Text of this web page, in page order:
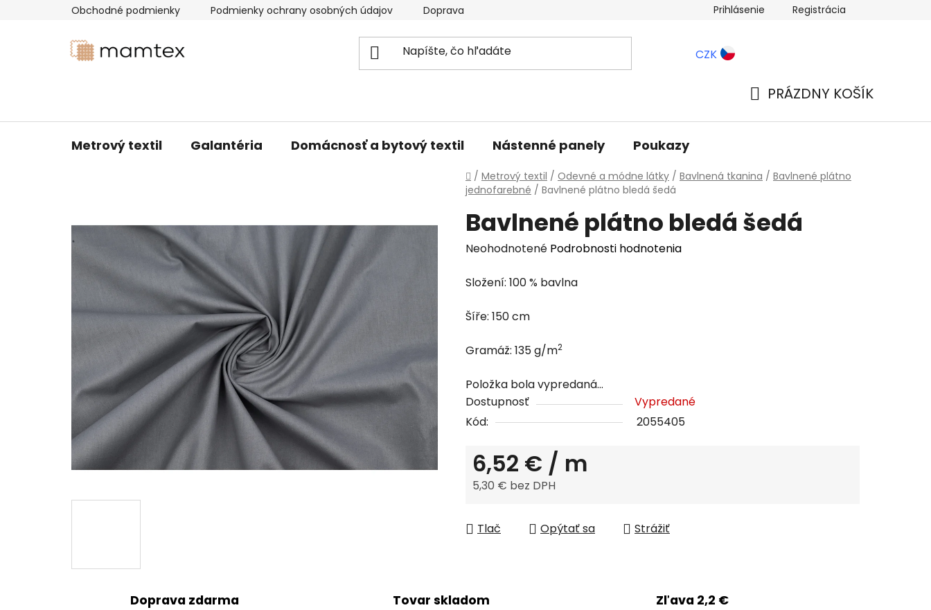
Obchodné podmienky Podmienky ochrany osobných údajov Doprava a platba Blog
Prihlásenie Registrácia
CZK
PRÁZDNY KOŠÍK
Metrový textil Galantéria Domácnosť a bytový textil Nástenné panely Poukazy
Domov
/ Metrový textil / Odevné a módne látky / Bavlnená tkanina / Bavlnené plátno
jednofarebné / Bavlnené plátno bledá šedá
Bavlnené plátno bledá šedá
Priemerné
produktu
0,0
hviezdičiek.
Neohodnotené Podrobnosti hodnotenia
Složení: 100 % bavlna
Šíře: 150 cm
Gramáž: 135 g/m2
Položka bola vypredaná…
Dostupnosť
Vypredané
Kód:
2055405
6,52 € / m
5,30 € bez DPH
Tlač
Opýtať sa Strážiť
Doprava zdarma Tovar skladom Zľava 2,2 €